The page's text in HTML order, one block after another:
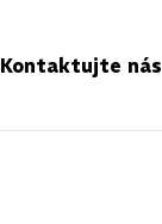
Kontaktujte nás